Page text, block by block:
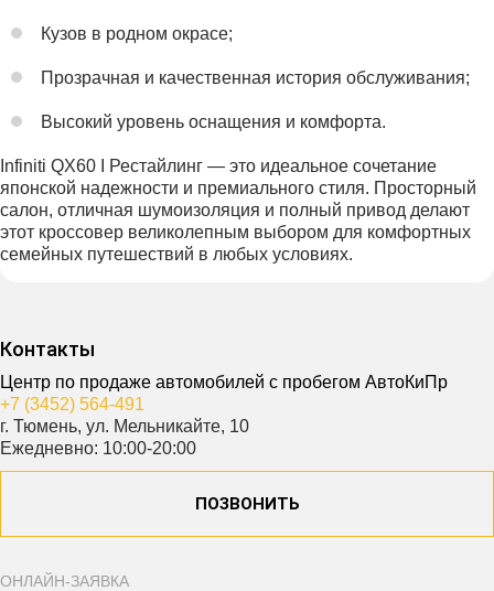
Кузов в родном окрасе;
Прозрачная и качественная история обслуживания;
Высокий уровень оснащения и комфорта.
Infiniti QX60 I Рестайлинг — это идеальное сочетание
японской надежности и премиального стиля. Просторный
салон, отличная шумоизоляция и полный привод делают
этот кроссовер великолепным выбором для комфортных
семейных путешествий в любых условиях.
Контакты
Центр по продаже автомобилей с пробегом АвтоКиПр
+7 (3452) 564-491
г. Тюмень, ул. Мельникайте, 10
Ежедневно: 10:00-20:00
ПОЗВОНИТЬ
ОНЛАЙН-ЗАЯВКА